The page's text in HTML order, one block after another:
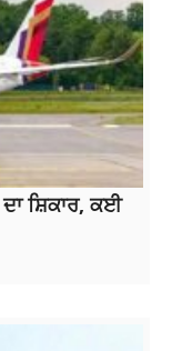
ਸ਼ਿਕਾਰ, ਕਈ